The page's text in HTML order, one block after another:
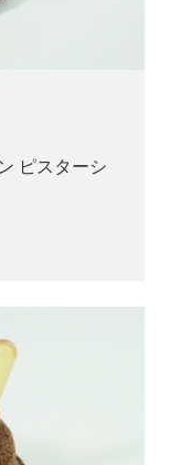
ピスターシ